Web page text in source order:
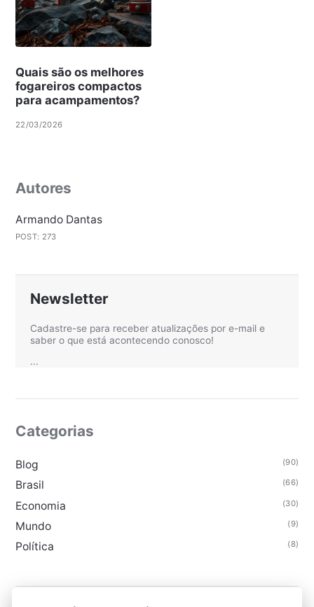
Quais são os melhores
fogareiros compactos
para acampamentos?
22/03/2026
Autores
Armando Dantas
POST: 273
Newsletter
Cadastre-se para receber atualizações por e-mail e
saber o que está acontecendo conosco!
...
Categorias
Blog (90)
Brasil (66)
Economia (30)
Mundo (9)
Política (8)